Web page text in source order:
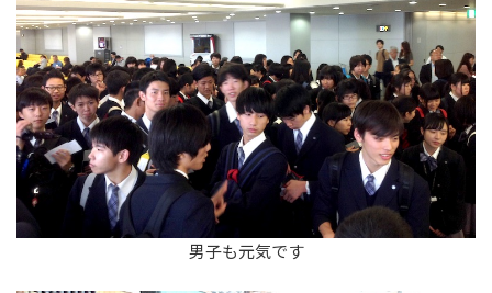
男子も元気です